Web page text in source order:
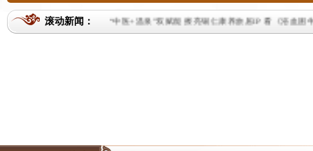
滚动新闻： “中医+温泉”双赋能 擦亮铜仁康养旅居IP 看《浴血困牛